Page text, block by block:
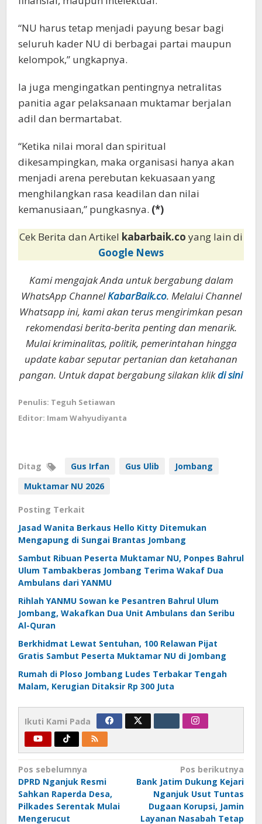
“NU harus tetap menjadi payung besar bagi
seluruh kader NU di berbagai partai maupun
kelompok,” ungkapnya.
Ia juga mengingatkan pentingnya netralitas
panitia agar pelaksanaan muktamar berjalan
adil dan bermartabat.
“Ketika nilai moral dan spiritual
dikesampingkan, maka organisasi hanya akan
menjadi arena perebutan kekuasaan yang
menghilangkan rasa keadilan dan nilai
kemanusiaan,” pungkasnya. (*)
Cek Berita dan Artikel kabarbaik.co yang lain di
Google News
Kami mengajak Anda untuk bergabung dalam
WhatsApp ChannelKabarBaik.co. Melalui Channel
Whatsapp ini, kami akan terus mengirimkan pesan
rekomendasi berita-berita penting dan menarik.
Mulai kriminalitas, politik, pemerintahan hingga
update kabar seputar pertanian dan ketahanan
pangan. Untuk dapat bergabung silakan klikdi sini
Penulis: Teguh Setiawan
Editor: Imam Wahyudiyanta
Ditag Gus Irfan Gus Ulib
Jombang
Muktamar NU 2026
Posting Terkait
Jasad Wanita Berkaus Hello Kitty Ditemukan
Mengapung di Sungai Brantas Jombang
Sambut Ribuan Peserta Muktamar NU, Ponpes Bahrul
Ulum Tambakberas Jombang Terima Wakaf Dua
Ambulans dari YANMU
Rihlah YANMU Sowan ke Pesantren Bahrul Ulum
Jombang, Wakafkan Dua Unit Ambulans dan Seribu
Al-Quran
Berkhidmat Lewat Sentuhan, 100 Relawan Pijat
Gratis Sambut Peserta Muktamar NU di Jombang
Rumah di Ploso Jombang Ludes Terbakar Tengah
Malam, Kerugian Ditaksir Rp 300 Juta
Ikuti Kami Pada
Navigasi
pos
Pos sebelumnya
DPRD Nganjuk Resmi
Sahkan Raperda Desa,
Pilkades Serentak Mulai
Mengerucut
Pos berikutnya
Bank Jatim Dukung Kejari
Nganjuk Usut Tuntas
Dugaan Korupsi, Jamin
Layanan Nasabah Tetap